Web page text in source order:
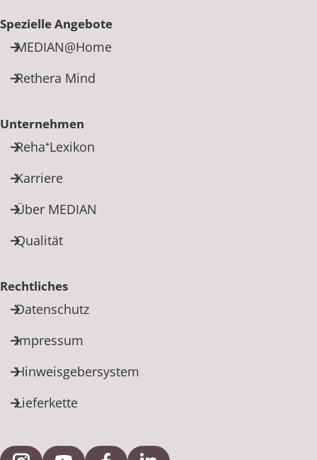
Spezielle Angebote
MEDIAN@Home
Rethera Mind
Unternehmen
Reha⁺Lexikon
Karriere
Über MEDIAN
Qualität
Rechtliches
Datenschutz
Impressum
Hinweisgebersystem
Lieferkette